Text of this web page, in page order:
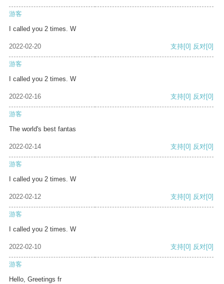
游客
I called you 2 times. W
2022-02-20 支持[0] 反对[0]
游客
I called you 2 times. W
2022-02-16 支持[0] 反对[0]
游客
The world's best fantas
2022-02-14 支持[0] 反对[0]
游客
I called you 2 times. W
2022-02-12 支持[0] 反对[0]
游客
I called you 2 times. W
2022-02-10 支持[0] 反对[0]
游客
Hello, Greetings fr